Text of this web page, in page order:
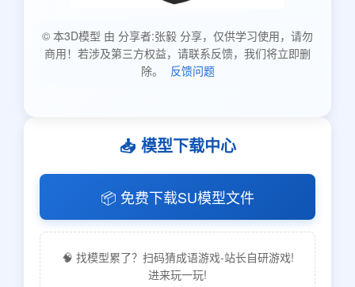
© 本3D模型 由 分享者:张毅 分享，仅供学习使用，请勿
商用！若涉及第三方权益，请联系反馈，我们将立即删
除。
反馈问题
📥 模型下载中心
📦 免费下载SU模型文件
🧠 找模型累了？扫码猜成语游戏-站长自研游戏!
进来玩一玩!